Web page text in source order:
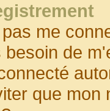
me
de
que